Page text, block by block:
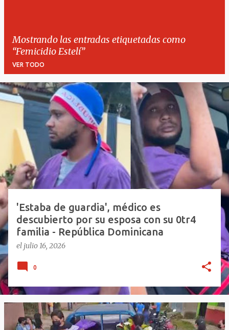
Mostrando las entradas etiquetadas como
Femicidio Estelí
VER TODO
E
d
a
s
'Estaba de guardia', médico es
descubierto por su esposa con su 0tr4
familia - República Dominicana
el julio 16, 2026
0